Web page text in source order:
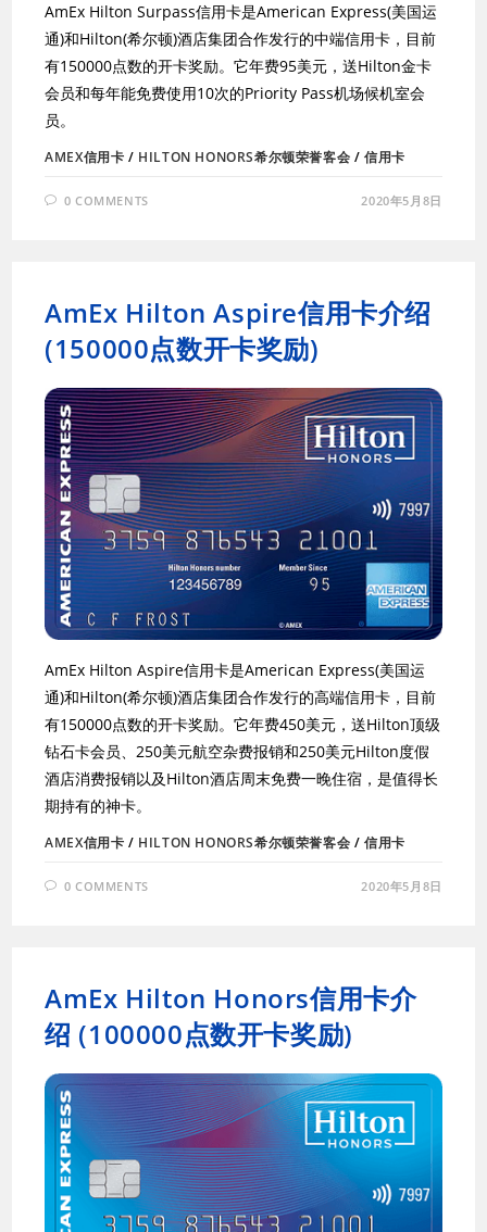
AmEx Hilton Surpass信用卡是American Express(美国运
通)和Hilton(希尔顿)酒店集团合作发行的中端信用卡，目前
有150000点数的开卡奖励。它年费95美元，送Hilton金卡
会员和每年能免费使用10次的Priority Pass机场候机室会
员。
AMEX信用卡 / HILTON HONORS希尔顿荣誉客会 /信用卡
0 COMMENTS 2020年5月8日
AmEx Hilton Aspire信用卡介绍
(150000点数开卡奖励)
AmEx Hilton Aspire信用卡是American Express(美国运
通)和Hilton(希尔顿)酒店集团合作发行的高端信用卡，目前
有150000点数的开卡奖励。它年费450美元，送Hilton顶级
钻石卡会员、250美元航空杂费报销和250美元Hilton度假
酒店消费报销以及Hilton酒店周末免费一晚住宿，是值得长
期持有的神卡。
AMEX信用卡 / HILTON HONORS希尔顿荣誉客会 /信用卡
0 COMMENTS 2020年5月8日
AmEx Hilton Honors信用卡介
绍 (100000点数开卡奖励)